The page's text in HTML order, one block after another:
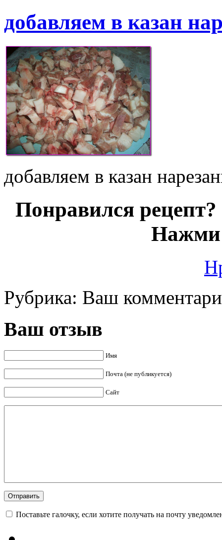
добавляем в казан
добавляем в казан
Понравился
Нажми
Рубрика: Ваш
Ваш отзыв
Имя
Почта (не публикуется)
Сайт
Поставьте галочку, если хотите получать на почту